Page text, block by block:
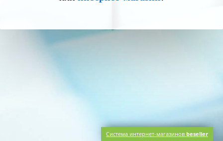
Система интернет-магазинов beseller